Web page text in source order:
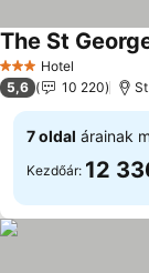
3 Kategória
Hotel
The St
5,6 10 220
7 oldal árainak
Kezdőár: 12